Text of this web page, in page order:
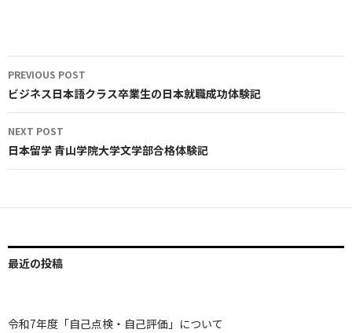
Post
navigation
PREVIOUS POST
ビジネス日本語クラス卒業生の日本就職成功体験記
NEXT POST
日本留学 青山学院大学文学部合格体験記
最近の投稿
令和7年度「自己点検・自己評価」について